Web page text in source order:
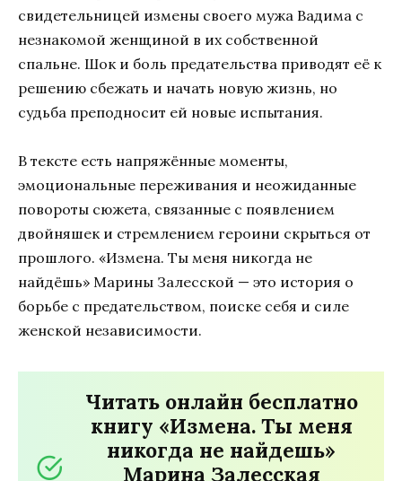
свидетельницей измены своего мужа Вадима с
незнакомой женщиной в их собственной
спальне. Шок и боль предательства приводят её к
решению сбежать и начать новую жизнь, но
судьба преподносит ей новые испытания.
В тексте есть напряжённые моменты,
эмоциональные переживания и неожиданные
повороты сюжета, связанные с появлением
двойняшек и стремлением героини скрыться от
прошлого. «Измена. Ты меня никогда не
найдёшь» Марины Залесской — это история о
борьбе с предательством, поиске себя и силе
женской независимости.
Читать онлайн бесплатно
книгу «Измена. Ты меня
никогда не найдешь»
Марина Залесская